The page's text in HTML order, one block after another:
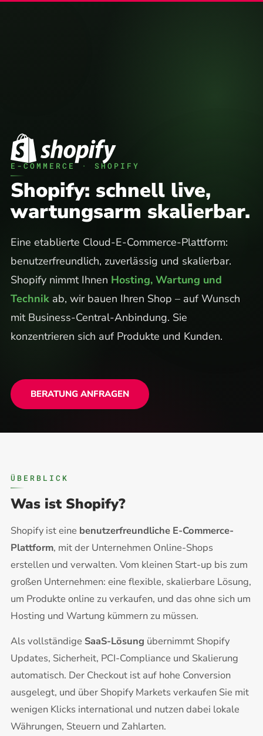
E-COMMERCE · SHOPIFY
Shopify: schnell live,
wartungsarm skalierbar.
Eine etablierte Cloud-E-Commerce-Plattform:
benutzerfreundlich, zuverlässig und skalierbar.
Shopify nimmt Ihnen Hosting, Wartung und
Technik ab, wir bauen Ihren Shop – auf Wunsch
mit Business-Central-Anbindung. Sie
konzentrieren sich auf Produkte und Kunden.
BERATUNG ANFRAGEN
ÜBERBLICK
Was ist Shopify?
Shopify ist eine benutzerfreundliche E-Commerce-
Plattform, mit der Unternehmen Online-Shops
erstellen und verwalten. Vom kleinen Start-up bis zum
großen Unternehmen: eine flexible, skalierbare Lösung,
um Produkte online zu verkaufen, und das ohne sich um
Hosting und Wartung kümmern zu müssen.
Als vollständige SaaS-Lösung übernimmt Shopify
Updates, Sicherheit, PCI-Compliance und Skalierung
automatisch. Der Checkout ist auf hohe Conversion
ausgelegt, und über Shopify Markets verkaufen Sie mit
wenigen Klicks international und nutzen dabei lokale
Währungen, Steuern und Zahlarten.